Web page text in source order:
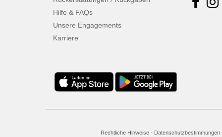
Hilfe & FAQs
Unsere Engagements
Karriere
Rechtliche Hinweise - Datenschutzbestimmungen